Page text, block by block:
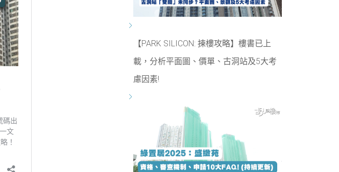
【PARK SILICON: 揀樓攻略】樓書已上
載，分析平面圖、價單、古洞站及5大考
慮因素!